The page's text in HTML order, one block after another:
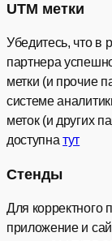
UTM метки
Убедитесь, что в
партнера
метки (и прочие
системе
меток (и других
доступнатут
Стенды
Для
приложение и